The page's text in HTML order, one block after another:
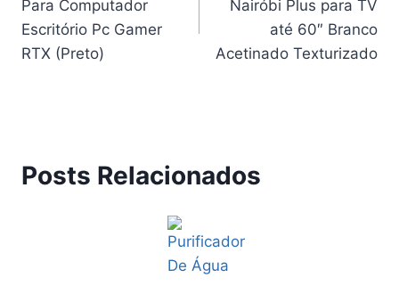
Post
Para Computador
Escritório Pc Gamer
RTX (Preto)
Nairóbi Plus para TV
até 60″ Branco
Acetinado Texturizado
Posts Relacionados